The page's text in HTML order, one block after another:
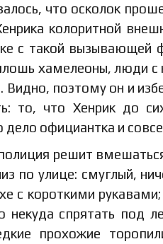
что осколок
колоритной
с такой вызывающей
хамелеоны, люди с
Видно, поэтому он и
то, что Хенрик до
дело официантка и
решит
по улице: смуглый,
с короткими
некуда спрятать под
прохожие